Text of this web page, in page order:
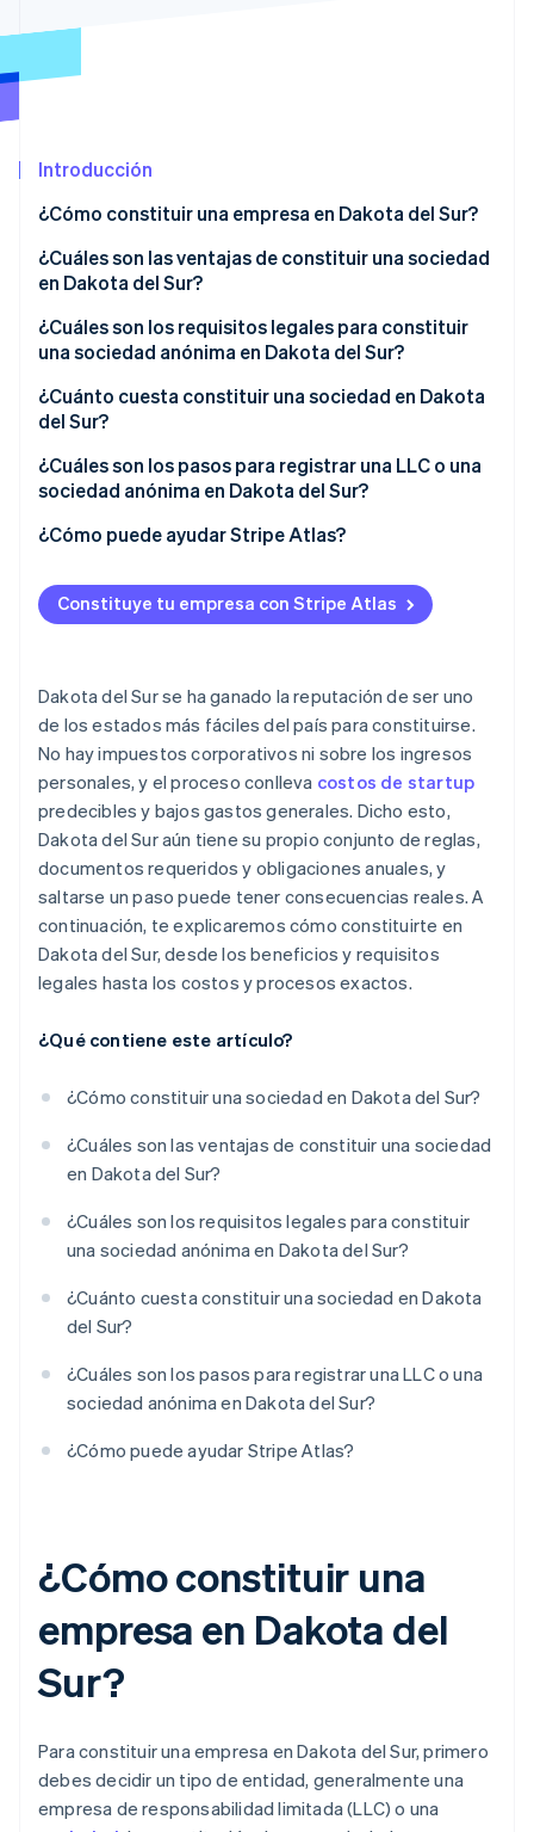
Radar
Eliminación de dióxido de carbono
Identity
Verificación de identidad en línea
Sesiones de Stripe 2026
Descubre cómo Stripe construye la infraestructura
Mirar ahora
Introducción
¿Cómo constituir una empresa en Dakota del Sur?
¿Cuáles son las ventajas de constituir una sociedad
en Dakota del Sur?
Perfil fiscal favorable
Fuerte infraestructura digital
¿Cuáles son los requisitos legales para constituir
una sociedad anónima en Dakota del Sur?
Nombre de la empresa
Documentos presentados
Documentos de gobernanza interna
¿Cuánto cuesta constituir una sociedad en Dakota
del Sur?
¿Cuáles son los pasos para registrar una LLC o una
sociedad anónima en Dakota del Sur?
Decide el tipo de entidad
Comprueba la disponibilidad de los nombres
Designa a un agente registrado
Proyecto de gobernanza interna
Regístrate para obtener licencias y cuentas
Gestiona permisos específicos del sector o locales
Presenta tu informe anual
¿Cómo puede ayudar Stripe Atlas?
Solicitud de ingreso a Atlas
Aceptar pagos y operaciones bancarias antes de
Compra de acciones para fundadores sin
desembolso en efectivo
Declaración automática de la elección de
impuestos 83(b)
Documentos legales de empresas de primer nivel
Un año gratis de Stripe Payments, más $50,000 en
créditos y descuentos para socios
Constituye tu empresa con Stripe Atlas
Dakota del Sur se ha ganado la reputación de ser uno
de los estados más fáciles del país para constituirse.
No hay impuestos corporativos ni sobre los ingresos
personales, y el proceso conlleva costos de startup
predecibles y bajos gastos generales. Dicho esto,
Dakota del Sur aún tiene su propio conjunto de reglas,
documentos requeridos y obligaciones anuales, y
saltarse un paso puede tener consecuencias reales. A
continuación, te explicaremos cómo constituirte en
Dakota del Sur, desde los beneficios y requisitos
legales hasta los costos y procesos exactos.
¿Qué contiene este artículo?
¿Cómo constituir una sociedad en Dakota del Sur?
¿Cuáles son las ventajas de constituir una sociedad
en Dakota del Sur?
¿Cuáles son los requisitos legales para constituir
una sociedad anónima en Dakota del Sur?
¿Cuánto cuesta constituir una sociedad en Dakota
del Sur?
¿Cuáles son los pasos para registrar una LLC o una
sociedad anónima en Dakota del Sur?
¿Cómo puede ayudar Stripe Atlas?
¿Cómo constituir una
empresa en Dakota del
Sur?
Para constituir una empresa en Dakota del Sur, primero
debes decidir un tipo de entidad, generalmente una
empresa de responsabilidad limitada (LLC) o una